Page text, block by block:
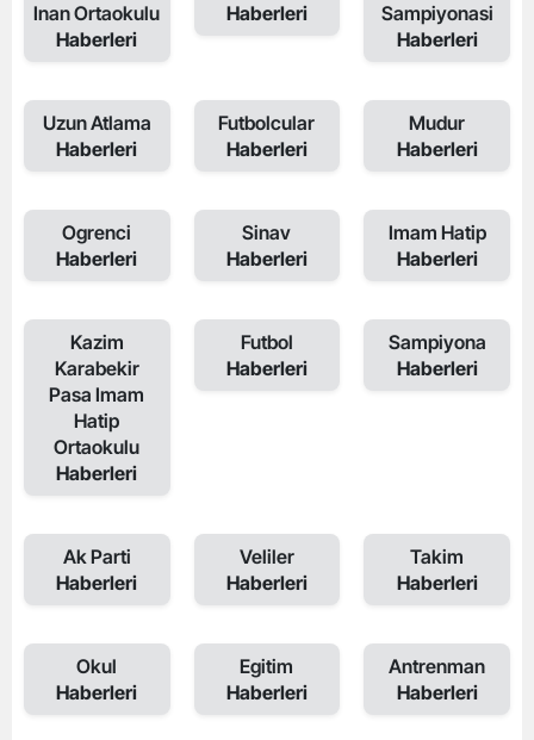
Inan Ortaokulu
Haberleri
Haberleri
Sampiyonasi
Haberleri
Uzun Atlama
Haberleri
Futbolcular
Haberleri
Mudur
Haberleri
Ogrenci
Haberleri
Sinav
Haberleri
Imam Hatip
Haberleri
Kazim
Karabekir
Pasa Imam
Hatip
Ortaokulu
Haberleri
Futbol
Haberleri
Sampiyona
Haberleri
Ak Parti
Haberleri
Veliler
Haberleri
Takim
Haberleri
Okul
Haberleri
Egitim
Haberleri
Antrenman
Haberleri